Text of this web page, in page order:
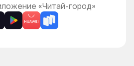
«Читай-город»